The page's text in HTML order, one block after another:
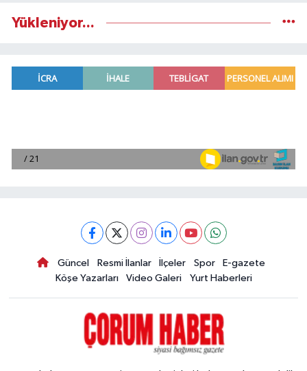
Yükleniyor...
Güncel Resmi İlanlar İlçeler Spor
E-gazete
Köşe Yazarları
Video Galeri Yurt Haberleri